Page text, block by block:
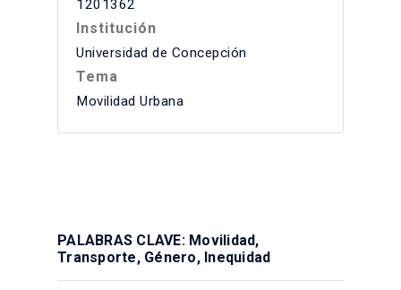
1201362
Institución
Universidad de Concepción
Tema
Movilidad Urbana
PALABRAS CLAVE: Movilidad,
Transporte, Género, Inequidad